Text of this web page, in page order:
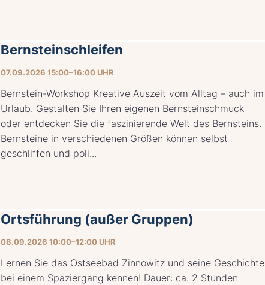
07.09.2026 15:00–16:00 UHR
Bernsteinschleifen
Bernstein-Workshop Kreative Auszeit vom Alltag – auch im
Urlaub. Gestalten Sie Ihren eigenen Bernsteinschmuck
oder entdecken Sie die faszinierende Welt des Bernsteins.
Bernsteine in verschiedenen Größen können selbst
geschliffen und poli...
08.09.2026 10:00–12:00 UHR
Ortsführung (außer Gruppen)
Lernen Sie das Ostseebad Zinnowitz und seine Geschichte
bei einem Spaziergang kennen! Dauer: ca. 2 Stunden